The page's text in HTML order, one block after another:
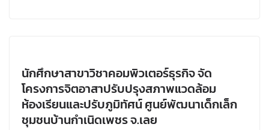
นักศึกษาสาขาวิชาคอมพิวเตอร์ธุรกิจ จัด
โครงการจิตอาสาปรับปรุงสภาพแวดล้อม
ห้องเรียนและปรับภูมิทัศน์ ศูนย์พัฒนาเด็กเล็ก
ชุมชนบ้านกำเนิดเพชร จ.เลย